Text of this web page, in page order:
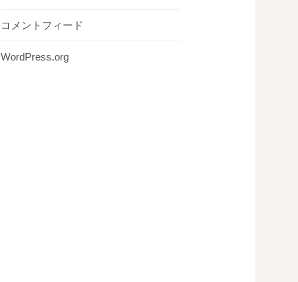
コメントフィード
WordPress.org